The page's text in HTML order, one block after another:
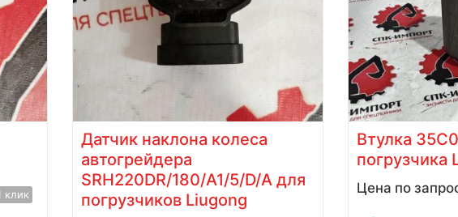
Втулка 35C0023 для
погрузчика LiuGong ZL50CN
Цена по запросу Купить в 1 клик
Болт
520₽